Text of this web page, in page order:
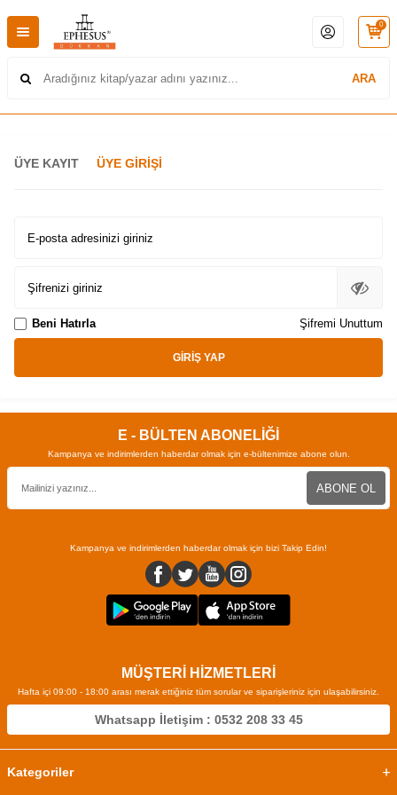
ARA
0
ÜYE KAYIT ÜYE GIRIŞI
E-posta adresinizi giriniz
Şifrenizi giriniz
Beni Hatırla Şifremi Unuttum
GIRIŞ YAP
E - BÜLTEN ABONELİĞİ
Kampanya ve indirimlerden haberdar olmak için e-bültenimize abone olun.
ABONE OL
Kampanya ve indirimlerden haberdar olmak için bizi Takip Edin!
MÜŞTERİ HİZMETLERİ
Hafta içi 09:00 - 18:00 arası merak ettiğiniz tüm sorular ve siparişleriniz için ulaşabilirsiniz.
Whatsapp İletişim : 0532 208 33 45
Kategoriler